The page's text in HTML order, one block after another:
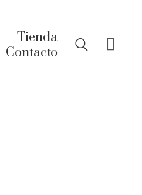
Tienda
Contacto